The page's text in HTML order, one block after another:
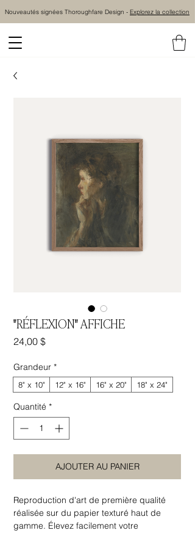
Nouveautés signées Thoroughfare Design - Explorez la collection
"RÉFLEXION" AFFICHE
24,00 $Prix
Grandeur *
8" x 10" 12" x 16" 16" x 20" 18" x 24"
Quantité *
AJOUTER AU PANIER
Reproduction d'art de première qualité
réalisée sur du papier texturé haut de
gamme. Élevez facilement votre